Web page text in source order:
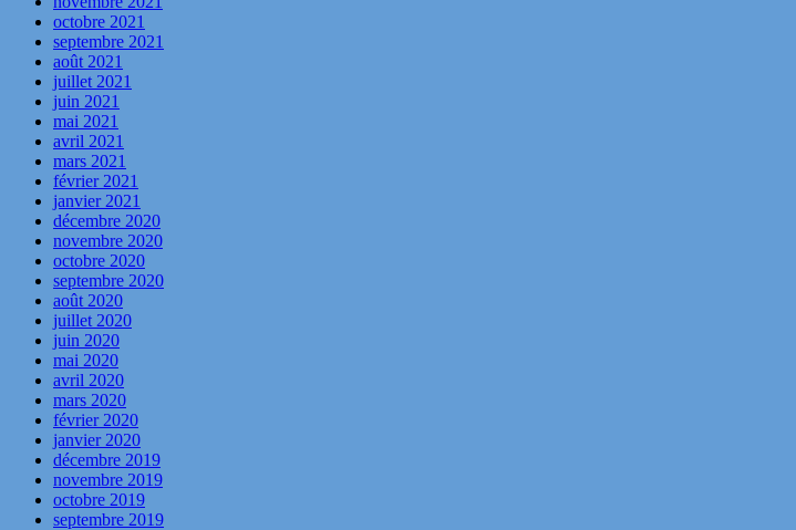
octobre 2021
septembre 2021
août 2021
juillet 2021
juin 2021
mai 2021
avril 2021
mars 2021
février 2021
janvier 2021
décembre 2020
novembre 2020
octobre 2020
septembre 2020
août 2020
juillet 2020
juin 2020
mai 2020
avril 2020
mars 2020
février 2020
janvier 2020
décembre 2019
novembre 2019
octobre 2019
septembre 2019